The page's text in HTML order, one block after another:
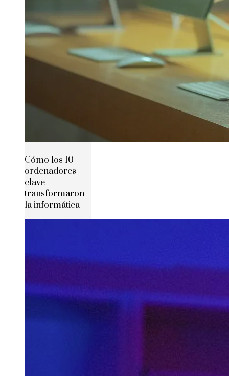
Cómo los 10
ordenadores
clave
transformaron
la informática